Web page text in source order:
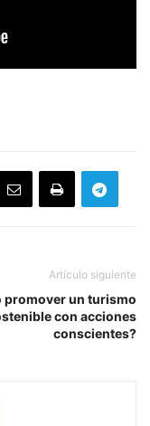
Artículo siguiente
promover un turismo
con acciones
conscientes?